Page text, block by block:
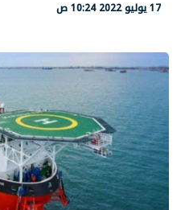
17 يوليو 2022 10:24 ص